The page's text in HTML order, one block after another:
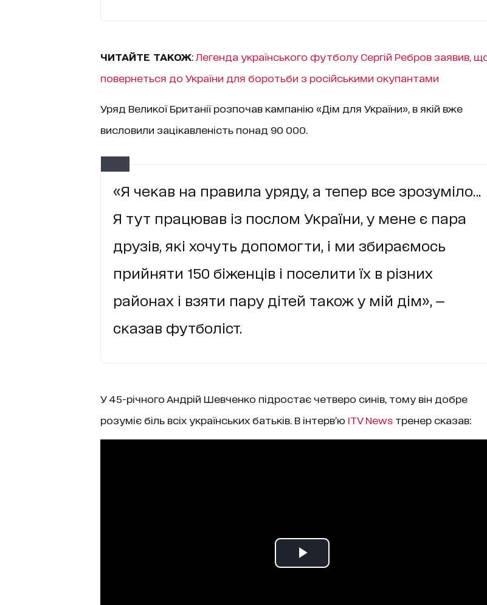
ЧИТАЙТЕ ТАКОЖ: Легенда українського футболу Сергій Ребров заявив,
повернеться до України для боротьби з російськими окупантами
Уряд Великої Британії розпочав кампанію «Дім для України», в якій вже
висловили зацікавленість понад 90 000.
«Я чекав на правила уряду, а тепер все зрозуміло…
Я тут працював із послом України, у мене є пара
друзів, які хочуть допомогти, і ми збираємось
прийняти 150 біженців і поселити їх в різних
районах і взяти пару дітей також у мій дім», —
сказав футболіст.
У 45-річного Андрій Шевченко підростає четверо синів, тому він добре
розуміє біль всіх українських батьків. В інтерв’ю ITV Newsтренер сказав: